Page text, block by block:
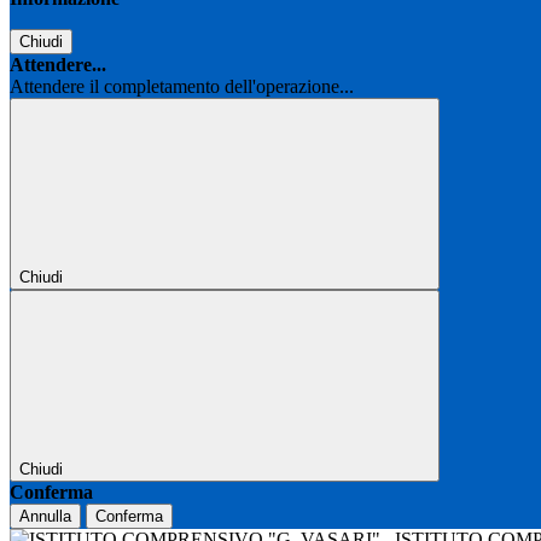
Chiudi
Attendere...
Attendere il completamento dell'operazione...
Chiudi
Chiudi
Conferma
Annulla Conferma